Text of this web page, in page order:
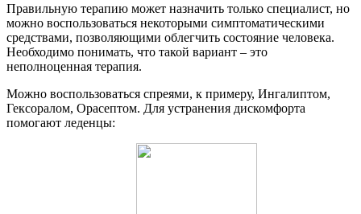
Правильную терапию может назначить только специалист, но
можно воспользоваться некоторыми симптоматическими
средствами, позволяющими облегчить состояние человека.
Необходимо понимать, что такой вариант – это
неполноценная терапия.
Можно воспользоваться спреями, к примеру, Ингалиптом,
Гексоралом, Орасептом. Для устранения дискомфорта
помогают леденцы: